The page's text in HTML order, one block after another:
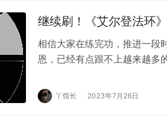
继续刷！《艾尔登法环
相信大家在练完功，推进一段
恩，已经有点跟不上越来越多
丫馆长 2023年7月26日